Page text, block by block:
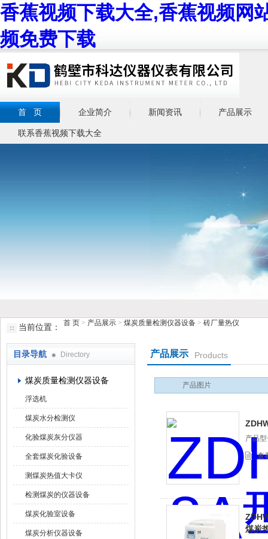
香蕉视频下载大全,香蕉视频网
频免费下载
鹤壁市香蕉视频下载大全仪器仪表有限公司
首 页 企业简介 新闻资讯 产品展示
联系香蕉视频下载大全
当前位置： 首 页 > 产品展示 > 煤炭质量检测仪器设备 > 砖厂量热仪
目录导航 Directory
煤炭质量检测仪器设备
浮选机
煤炭水分检测仪
化验煤炭灰分仪器
全套煤炭化验设备
测煤炭热值大卡仪
检测煤炭的仪器设备
煤炭化验室设备
煤炭分析仪器设备
产品展示 Products
产品图片
产品型
查
煤炭